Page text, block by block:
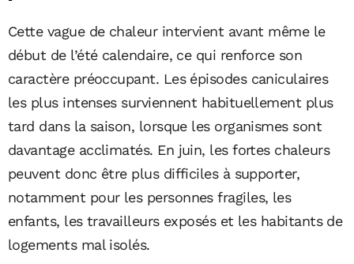
Cette vague de chaleur intervient avant même le
début de l’été calendaire, ce qui renforce son
caractère préoccupant. Les épisodes caniculaires
les plus intenses surviennent habituellement plus
tard dans la saison, lorsque les organismes sont
davantage acclimatés. En juin, les fortes chaleurs
peuvent donc être plus difficiles à supporter,
notamment pour les personnes fragiles, les
enfants, les travailleurs exposés et les habitants de
logements mal isolés.